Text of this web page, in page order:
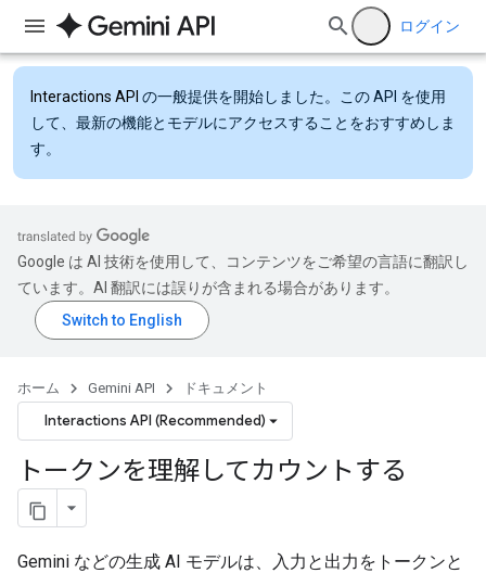
ログイン
Interactions API の一般提供を開始しました。この API を使用
して、最新の機能とモデルにアクセスすることをおすすめしま
す。
Google は AI 技術を使用して、コンテンツをご希望の言語に翻訳し
ています。AI 翻訳には誤りが含まれる場合があります。
ホーム Gemini API ドキュメント
Interactions API (Recommended)
トークンを理解してカウントする
Gemini などの生成 AI モデルは、入力と出力をトークンと